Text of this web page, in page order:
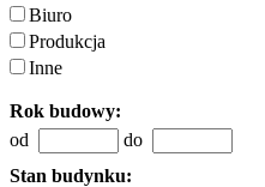
Biuro
Produkcja
Inne
Rok budowy:
od
do
Stan budynku: